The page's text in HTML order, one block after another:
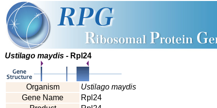
Ustilago maydis - Rpl24
Organism
Ustilago maydis
Gene Name
Rpl24